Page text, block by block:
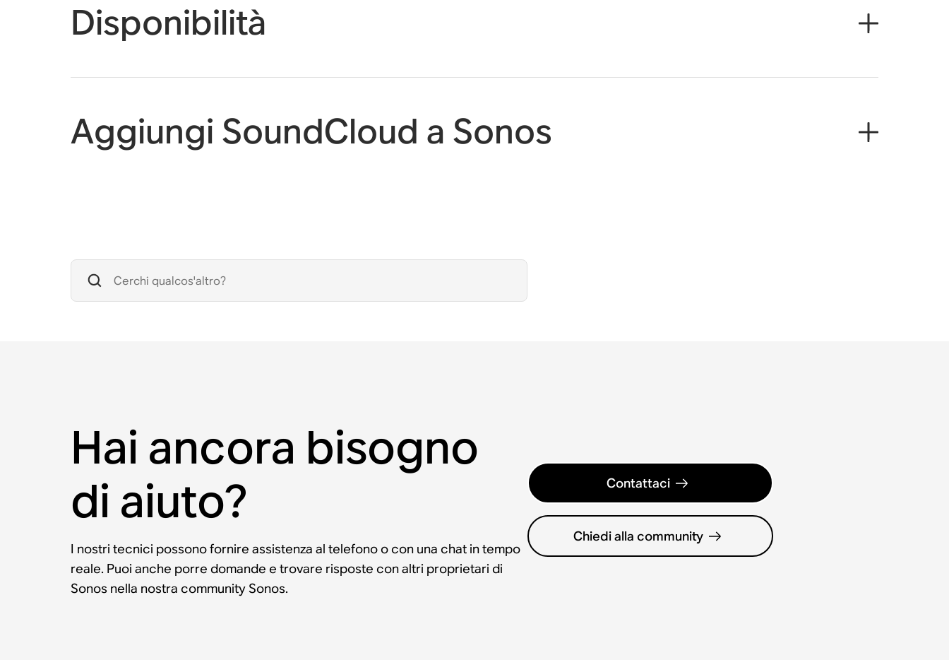
Disponibilità
Aggiungi SoundCloud a Sonos
Hai ancora bisogno
di aiuto?
I nostri tecnici possono fornire assistenza al telefono o con una chat in tempo
reale. Puoi anche porre domande e trovare risposte con altri proprietari di
Sonos nella nostra community Sonos.
Contattaci
Chiedi alla community